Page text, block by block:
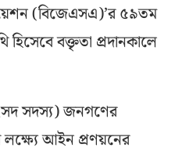
(বিজেএসএ)’র ৫৯তম
হিসেবে বক্তৃতা প্রদানকালে
সদস্য) জনগণের
লক্ষ্যে আইন প্রণয়নের